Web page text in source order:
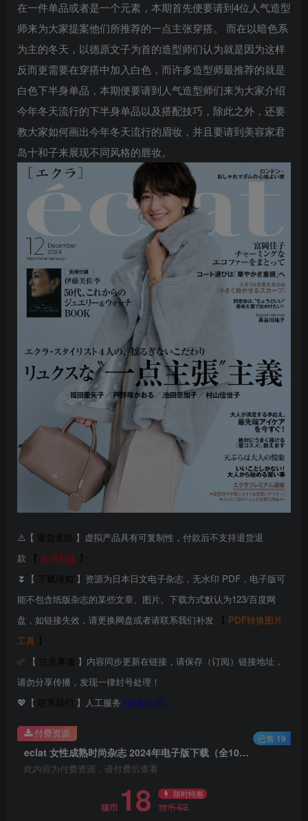
在一件单品或者是一个元素，本期首先便要请到4位人气造型
师来为大家提案他们所推荐的一点主张穿搭。 而在以暗色系
为主的冬天，以德原文子为首的造型师们认为就是因为这样
反而更需要在穿搭中加入白色，而许多造型师最推荐的就是
白色下半身单品，本期便要请到人气造型师们来为大家介绍
今年冬天流行的下半身单品以及搭配技巧，除此之外，还要
教大家如何画出今年冬天流行的眉妆，并且要请到美容家君
岛十和子来展现不同风格的唇妆。
⚠️【 退货退款
】虚拟产品具有可复制性，付款后不支持退货退
款
【 会员权益 】
⏬【
下载须知
】资源为日本日文电子杂志，无水印 PDF，电子版可
能不包含纸版杂志的某些文章、图片。下载方式默认为123/百度网
盘，如链接失效，请更换网盘或者请联系我们补发
【 PDF转换图片
工具 】
✅ 【 注意事项 】内容同步更新在链接，请保存（订阅）链接地址，
请勿分享传播，发现一律封号处理！
💖【 联系我们 】人工服务 [点击联系]
eclat 女性成熟时尚杂志 2024年电子版下载（全10期）
此内容为付费资源，请付费后查看
猫币 18 限时特惠
猫币69
付费资源 已售 19